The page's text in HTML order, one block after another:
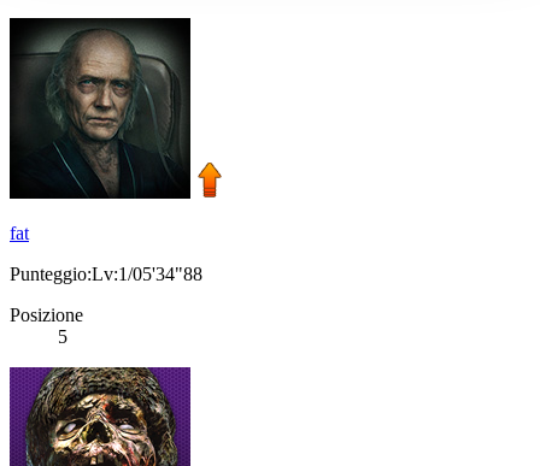
fat
Punteggio:Lv:1/05'34"88
Posizione
5